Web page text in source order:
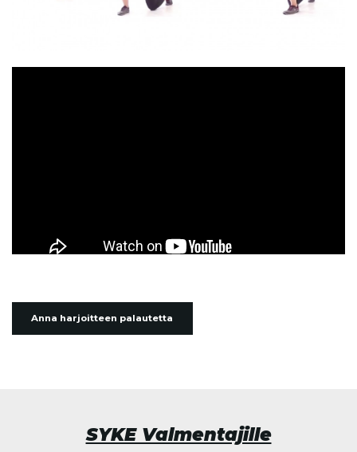
Anna harjoitteen palautetta
SYKE Valmentajille